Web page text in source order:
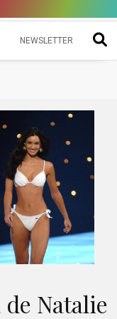
NEWSLETTER
Natalie